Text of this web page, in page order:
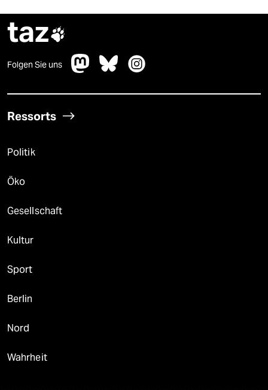
taz
Folgen Sie uns
Ressorts
Politik
Öko
Gesellschaft
Kultur
Sport
Berlin
Nord
Wahrheit